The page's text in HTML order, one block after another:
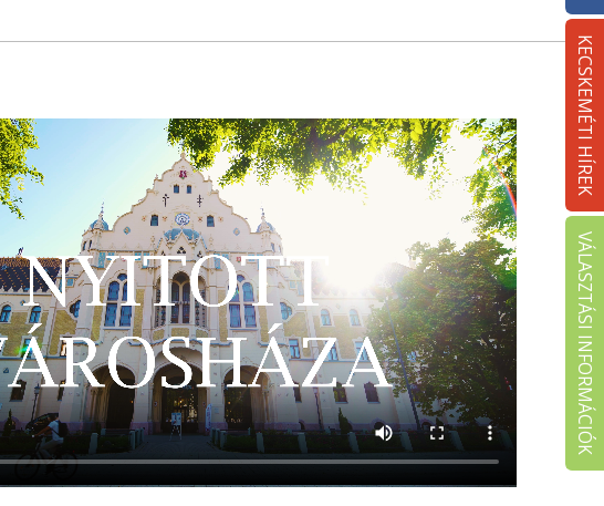
KECSKEMÉTI HÍREK
VÁLASZTÁSI INFORMÁCIÓK